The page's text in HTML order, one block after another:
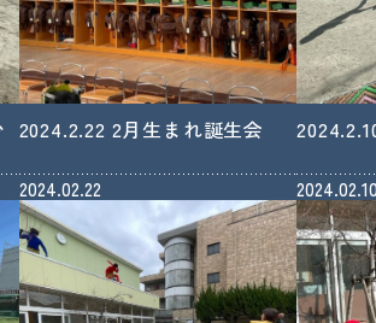
2024.2.22 2月生まれ誕生会
2024.02.22 2024.02.10